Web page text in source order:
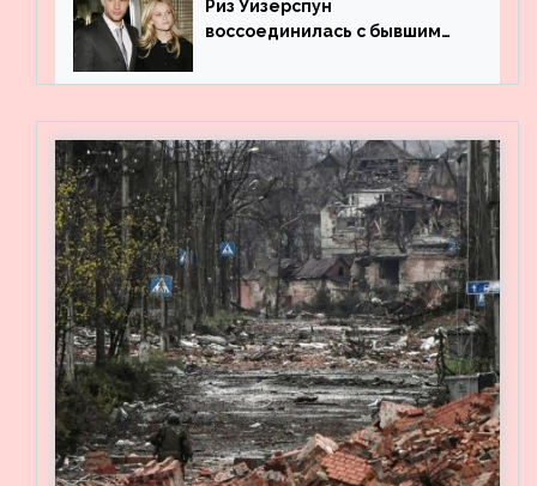
Риз Уизерспун
воссоединилась с бывшим